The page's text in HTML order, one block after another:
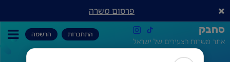
פרסום משרה
סחבק
אתר משרות הצעירים של ישראל
התחברות הרשמה